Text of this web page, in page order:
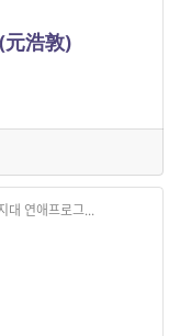
元浩敦)
대 연애프로그...